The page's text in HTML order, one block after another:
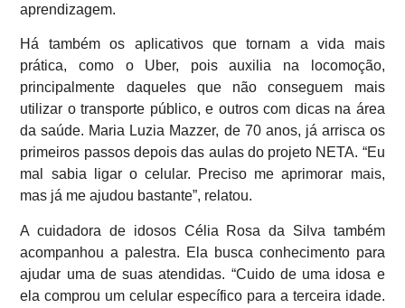
aprendizagem.
Há também os aplicativos que tornam a vida mais
prática, como o Uber, pois auxilia na locomoção,
principalmente daqueles que não conseguem mais
utilizar o transporte público, e outros com dicas na área
da saúde. Maria Luzia Mazzer, de 70 anos, já arrisca os
primeiros passos depois das aulas do projeto NETA. “Eu
mal sabia ligar o celular. Preciso me aprimorar mais,
mas já me ajudou bastante”, relatou.
A cuidadora de idosos Célia Rosa da Silva também
acompanhou a palestra. Ela busca conhecimento para
ajudar uma de suas atendidas. “Cuido de uma idosa e
ela comprou um celular específico para a terceira idade.